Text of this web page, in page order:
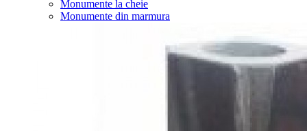
Monumente la cheie
Monumente din marmura